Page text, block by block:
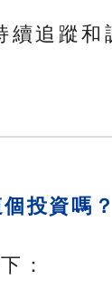
續追蹤和
投資嗎？
：